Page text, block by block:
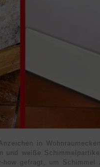
in
und weiße
gefragt, um Schim­mel